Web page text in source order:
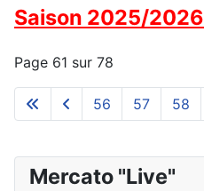
Saison 2025/2026
Page 61 sur 78
56 57 58
Mercato "Live"